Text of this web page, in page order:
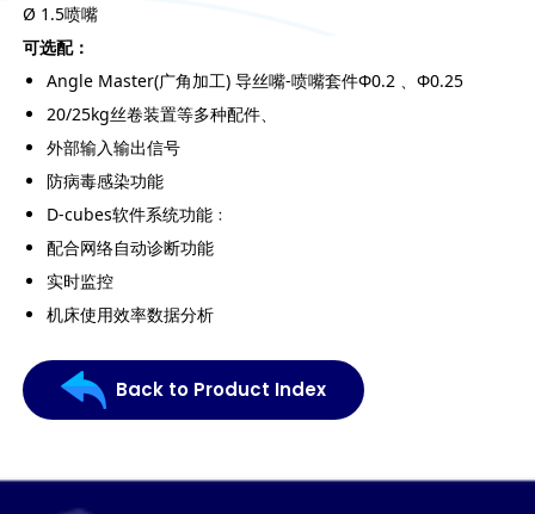
Ø 1.5喷嘴
可选配：
Angle Master(广角加工) 导丝嘴-喷嘴套件Φ0.2 、Φ0.25
20/25kg丝卷装置等多种配件、
外部输入输出信号
防病毒感染功能
D-cubes软件系统功能﹕
配合网络自动诊断功能
实时监控
机床使用效率数据分析
Back to Product Index